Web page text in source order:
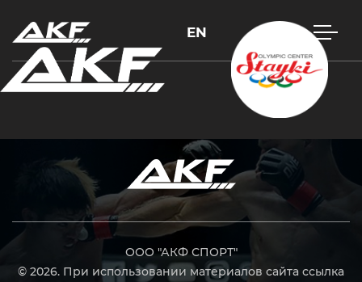
EN
ООО "АКФ СПОРТ"
© 2026. При использовании материалов сайта ссылка
Нажмите Enter для поиска или Esc, чтобы закрыть